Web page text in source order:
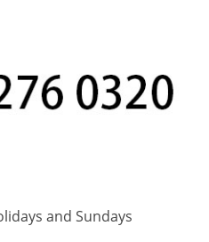
and Sundays